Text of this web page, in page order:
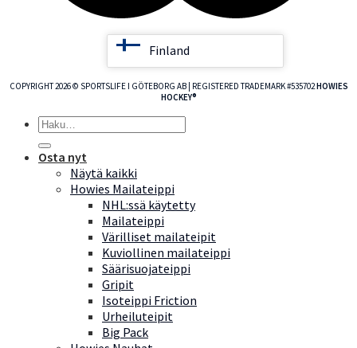
Finland
COPYRIGHT 2026 © SPORTSLIFE I GÖTEBORG AB | REGISTERED TRADEMARK #535702HOWIES
HOCKEY®
Etsi:
Osta nyt
Näytä kaikki
Howies Mailateippi
NHL:ssä käytetty
Mailateippi
Värilliset mailateipit
Kuviollinen mailateippi
Säärisuojateippi
Gripit
Isoteippi Friction
Urheiluteipit
Big Pack